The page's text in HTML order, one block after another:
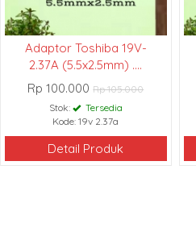
Adaptor Toshiba 19V-
2.37A (5.5x2.5mm) ....
Rp 100.000Rp 105.000
Stok:
Tersedia
Kode: 19v 2.37a
Detail Produk